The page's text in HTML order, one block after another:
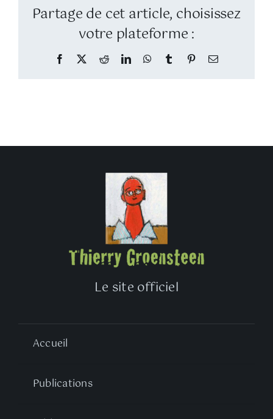
Partage de cet article, choisissez
votre plateforme :
Facebook
TwitterRedditLinkedInWhatsApp
TumblrPinterestEmail
Le site officiel
Accueil
Publications